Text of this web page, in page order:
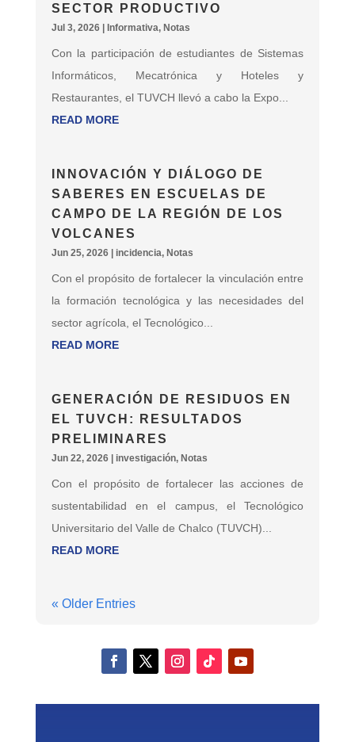
SECTOR PRODUCTIVO
Jul 3, 2026| Informativa, Notas
Con la participación de estudiantes de Sistemas
Informáticos, Mecatrónica y Hoteles y
Restaurantes, el TUVCH llevó a cabo la Expo...
READ MORE
INNOVACIÓN Y DIÁLOGO DE
SABERES EN ESCUELAS DE
CAMPO DE LA REGIÓN DE LOS
VOLCANES
Jun 25, 2026| incidencia, Notas
Con el propósito de fortalecer la vinculación entre
la formación tecnológica y las necesidades del
sector agrícola, el Tecnológico...
READ MORE
GENERACIÓN DE RESIDUOS EN
EL TUVCH: RESULTADOS
PRELIMINARES
Jun 22, 2026| investigación, Notas
Con el propósito de fortalecer las acciones de
sustentabilidad en el campus, el Tecnológico
Universitario del Valle de Chalco (TUVCH)...
READ MORE
« Older Entries